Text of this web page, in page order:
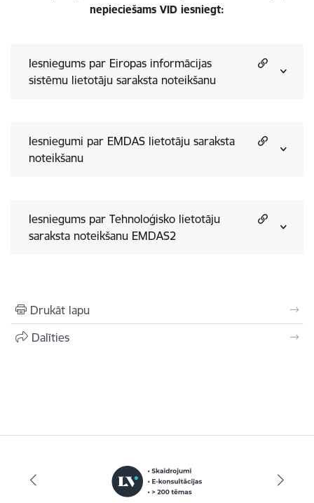
nepieciešams VID iesniegt:
Iesniegums par Eiropas informācijas
sistēmu lietotāju saraksta noteikšanu
Iesniegumi par EMDAS lietotāju saraksta
noteikšanu
Iesniegums par Tehnoloģisko lietotāju
saraksta noteikšanu EMDAS2
Drukāt lapu
Dalīties